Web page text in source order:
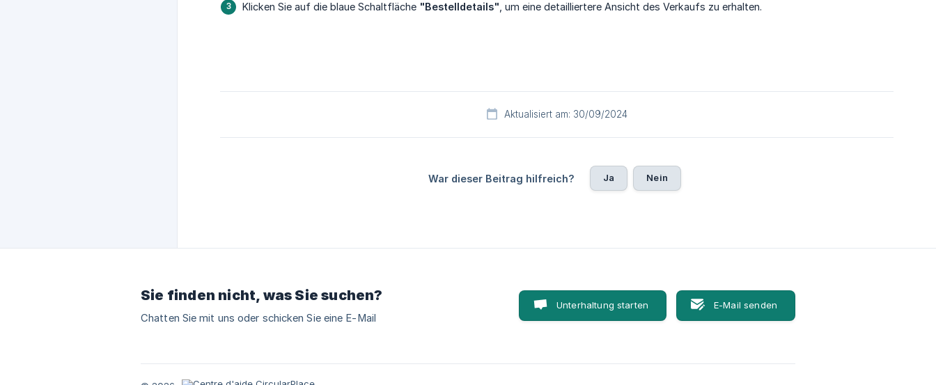
Klicken Sie auf die blaue Schaltfläche "Bestelldetails" , um eine detailliertere Ansicht des Verkaufs zu erhalten.
Aktualisiert am: 30/09/2024
War dieser Beitrag hilfreich? Ja Nein
Sie finden nicht, was Sie suchen?
Chatten Sie mit uns oder schicken Sie eine E-Mail
Unterhaltung starten E-Mail senden